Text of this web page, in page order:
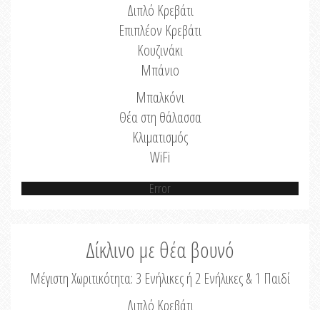
Διπλό Κρεβάτι
Επιπλέον Κρεβάτι
Κουζινάκι
Μπάνιο
Μπαλκόνι
Θέα στη θάλασσα
Κλιματισμός
WiFi
Error
Δίκλινο με θέα βουνό
Μέγιστη Χωριτικότητα: 3 Ενήλικες ή 2 Ενήλικες & 1 Παιδί
Διπλό Κρεβάτι